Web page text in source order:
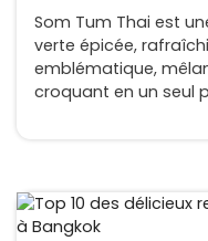
Som Tum Thai est
verte épicée,
emblématique,
croquant en un seul